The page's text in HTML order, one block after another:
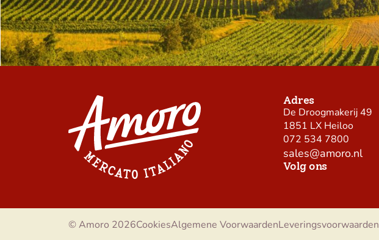
Adres
De Droogmakerij 49
1851 LX Heiloo
072 534 7800
sales@amoro.nl
Volg ons
© Amoro 2026CookiesAlgemene VoorwaardenLeveringsvoorwaarden